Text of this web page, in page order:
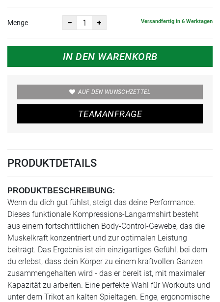
Menge Versandfertig in 6 Werktagen
IN DEN WARENKORB
AUF DEN WUNSCHZETTEL
TEAMANFRAGE
PRODUKTDETAILS
PRODUKTBESCHREIBUNG:
Wenn du dich gut fühlst, steigt das deine Performance.
Dieses funktionale Kompressions-Langarmshirt besteht
aus einem fortschrittlichen Body-Control-Gewebe, das die
Muskelkraft konzentriert und zur optimalen Leistung
beiträgt. Das Ergebnis ist ein einzigartiges Gefühl, bei dem
du erlebst, dass dein Körper zu einem kraftvollen Ganzen
zusammengehalten wird - das er bereit ist, mit maximaler
Kapazität zu arbeiten. Eine perfekte Wahl für Workouts und
unter dem Trikot an kalten Spieltagen. Enge, ergonomische